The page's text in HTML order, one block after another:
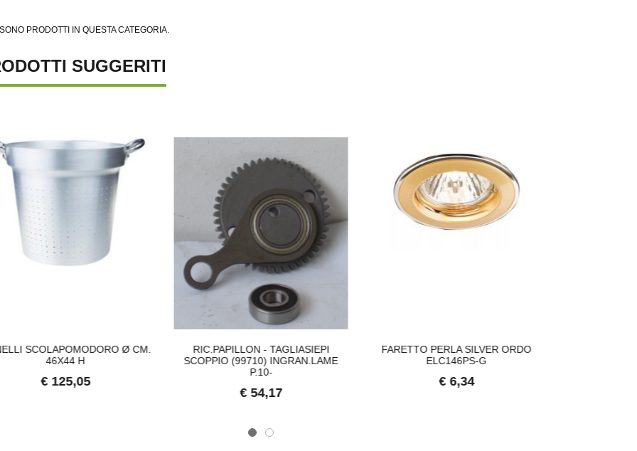
€ 23,46
PRODOTTI IN QUESTA CATEGORIA.
SUGGERITI
SCOLAPOMODORO Ø CM.
46X44 H
€ 125,05
RIC.PAPILLON - TAGLIASIEPI
SCOPPIO (99710) INGRAN.LAME
P.10-
€ 54,17
FARETTO PERLA SILVER ORDO
ELC146PS-G
€ 6,34